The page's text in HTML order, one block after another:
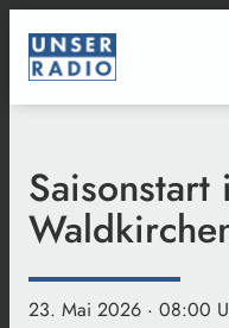
23. Mai 2026 · 08:00